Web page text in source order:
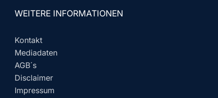
WEITERE INFORMATIONEN
Kontakt
Mediadaten
AGB´s
Disclaimer
Impressum